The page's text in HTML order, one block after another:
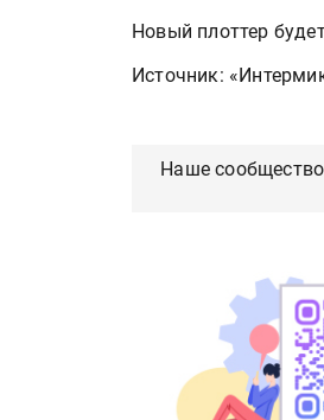
Новый плоттер
Источник:
Наше сообщество